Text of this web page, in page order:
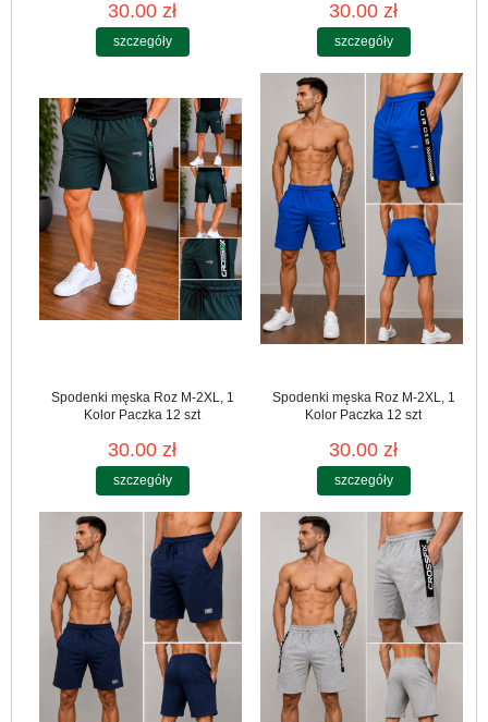
30.00 zł
szczegóły
30.00 zł
szczegóły
Spodenki męska Roz M-2XL, 1
Kolor Paczka 12 szt
30.00 zł
szczegóły
Spodenki męska Roz M-2XL, 1
Kolor Paczka 12 szt
30.00 zł
szczegóły